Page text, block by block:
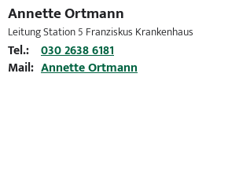
Annette Ortmann
Leitung Station 5 Franziskus Krankenhaus
Tel.: 030 2638 6181
Mail: Annette Ortmann